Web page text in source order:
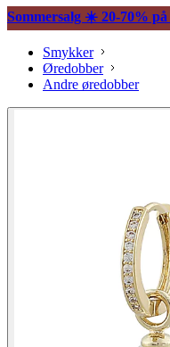
Sommersalg ☀️ 20-70% på
Smykker
Øredobber
Andre øredobber